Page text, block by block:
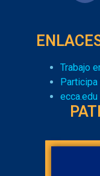
Trabajo
Participa
ecca.edu